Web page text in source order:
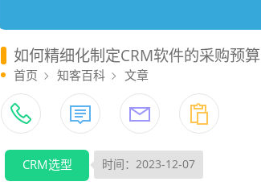
如何精细化制定CRM软件的采购预算
首页 知客百科 文章
CRM选型 时间：2023-12-07